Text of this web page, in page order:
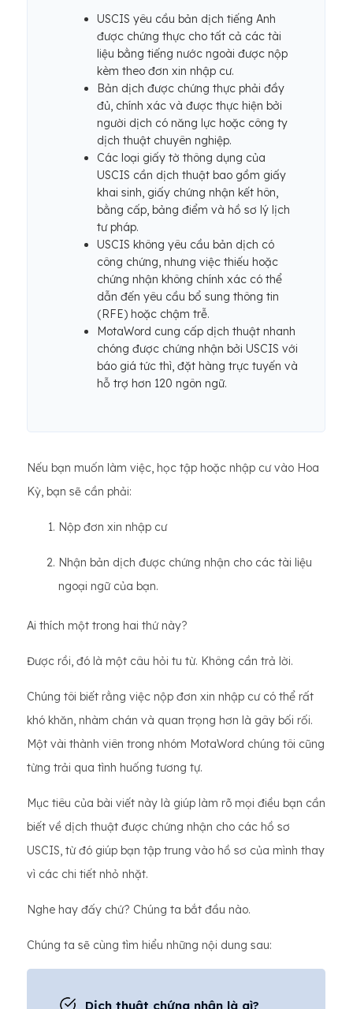
USCIS yêu cầu bản dịch tiếng Anh
được chứng thực cho tất cả các tài
liệu bằng tiếng nước ngoài được nộp
kèm theo đơn xin nhập cư.
Bản dịch được chứng thực phải đầy
đủ, chính xác và được thực hiện bởi
người dịch có năng lực hoặc công ty
dịch thuật chuyên nghiệp.
Các loại giấy tờ thông dụng của
USCIS cần dịch thuật bao gồm giấy
khai sinh, giấy chứng nhận kết hôn,
bằng cấp, bảng điểm và hồ sơ lý lịch
tư pháp.
USCIS không yêu cầu bản dịch có
công chứng, nhưng việc thiếu hoặc
chứng nhận không chính xác có thể
dẫn đến yêu cầu bổ sung thông tin
(RFE) hoặc chậm trễ.
MotaWord cung cấp dịch thuật nhanh
chóng được chứng nhận bởi USCIS với
báo giá tức thì, đặt hàng trực tuyến và
hỗ trợ hơn 120 ngôn ngữ.
Nếu bạn muốn làm việc, học tập hoặc nhập cư vào Hoa
Kỳ, bạn sẽ cần phải:
Nộp đơn xin nhập cư
Nhận bản dịch được chứng nhận cho các tài liệu
ngoại ngữ của bạn.
Ai thích một trong hai thứ này?
Được rồi, đó là một câu hỏi tu từ. Không cần trả lời.
Chúng tôi biết rằng việc nộp đơn xin nhập cư có thể rất
khó khăn, nhàm chán và quan trọng hơn là gây bối rối.
Một vài thành viên trong nhóm MotaWord chúng tôi cũng
từng trải qua tình huống tương tự.
Mục tiêu của bài viết này là giúp làm rõ mọi điều bạn cần
biết về dịch thuật được chứng nhận cho các hồ sơ
USCIS, từ đó giúp bạn tập trung vào hồ sơ của mình thay
vì các chi tiết nhỏ nhặt.
Nghe hay đấy chứ? Chúng ta bắt đầu nào.
Chúng ta sẽ cùng tìm hiểu những nội dung sau:
Dịch thuật chứng nhận là gì?